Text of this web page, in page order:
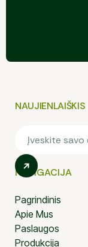
NAUJIENLAIŠKIS
NAVIGACIJA
Pagrindinis
Apie Mus
Paslaugos
Produkcija